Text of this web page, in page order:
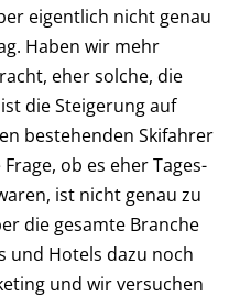
eigentlich nicht genau
Haben wir mehr
eher solche, die
die Steigerung auf
bestehenden Skifahrer
ob es eher Tages-
ist nicht genau zu
die gesamte Branche
und Hotels dazu noch
und wir versuchen